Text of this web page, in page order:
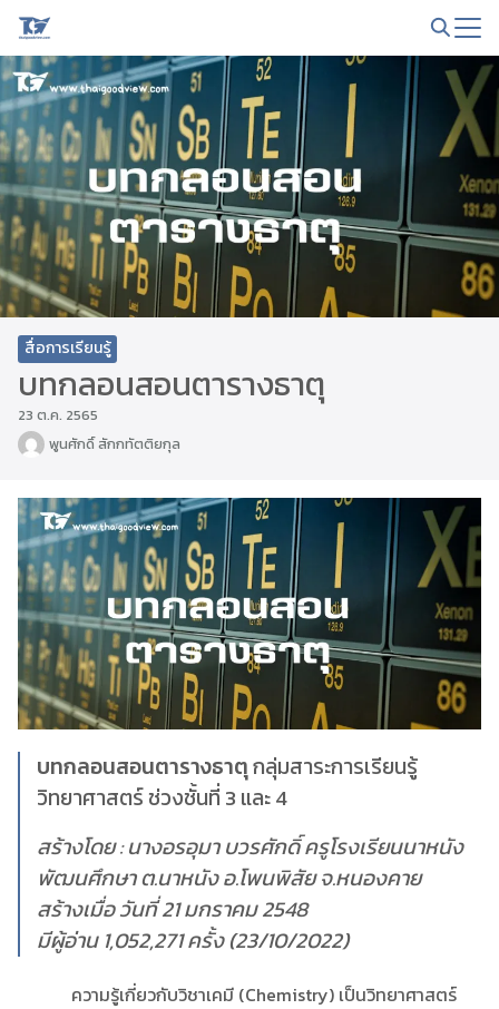
Skip
content
Search
for:
สื่อการเรียนรู้
บทกลอนสอนตารางธาตุ
23 ต.ค. 2565
พูนศักดิ์ สักกทัตติยกุล
บทกลอนสอนตารางธาตุกลุ่มสาระการเรียนรู้
วิทยาศาสตร์ ช่วงชั้นที่ 3 และ 4
สร้างโดย : นางอรอุมา บวรศักดิ์ ครูโรงเรียนนาหนัง
พัฒนศึกษา ต.นาหนัง อ.โพนพิสัย จ.หนองคาย
สร้างเมื่อ วันที่ 21 มกราคม 2548
มีผู้อ่าน 1,052,271 ครั้ง (23/10/2022)
ความรู้เกี่ยวกับวิชาเคมี (Chemistry) เป็นวิทยาศาสตร์